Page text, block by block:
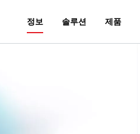
정보 솔루션 제품